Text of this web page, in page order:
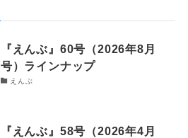
『えんぶ』60号（2026年8月
号）ラインナップ
えんぶ
『えんぶ』58号（2026年4月